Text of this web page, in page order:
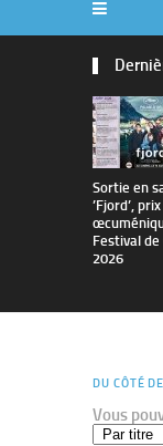
Sortie en
’Fjord’,
Festival de
2026
DU CÔTÉ
Vous